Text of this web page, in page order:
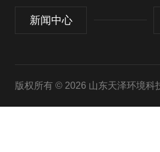
新闻中心
版权所有 © 2026 山东天泽环境科